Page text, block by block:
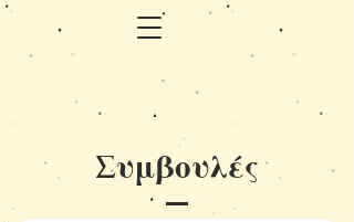
Συμβουλές